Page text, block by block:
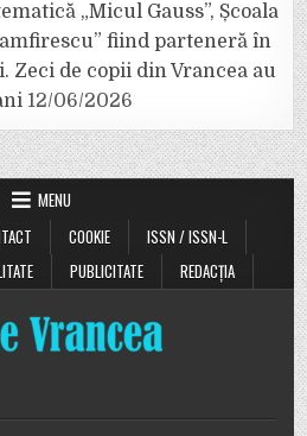
„Micul Gauss”, Școala
fiind parteneră în
Zeci de copii din Vrancea au
12/06/2026
MENU
COOKIE
ISSN / ISSN-L
PUBLICITATE REDACȚIA